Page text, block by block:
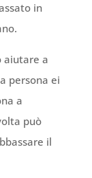
in
aiutare a
persona ei
a
può
il